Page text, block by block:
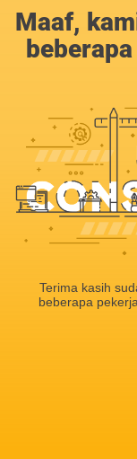
Maaf,
Terima kasih
beberapa